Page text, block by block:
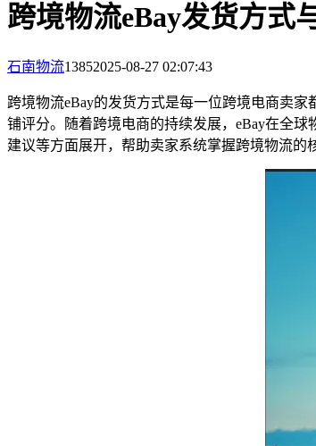
跨境物流eBay发货方式
石南物流13852025-08-27 02:07:43
跨境物流eBay的发货方式是每一位跨境电商卖
铺评分。随着跨境电商的持续发展，eBay在全
建议等方面展开，帮助卖家系统掌握跨境物流的